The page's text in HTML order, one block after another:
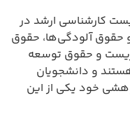
کارشناسی ارشد در
حقوق آلودگی‌ها، حقوق
زیست و حقوق توسعه
و دانشجویان
خود یکی از این